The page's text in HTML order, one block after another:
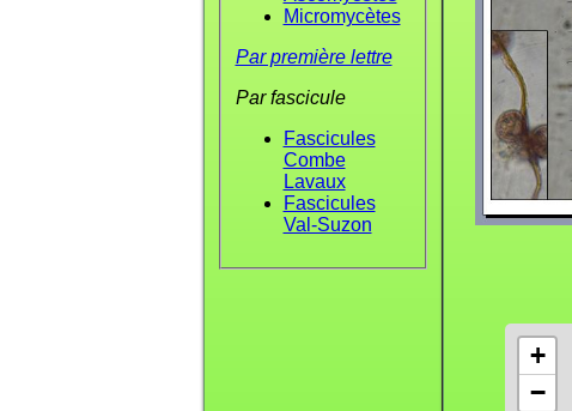
Micromycètes
Par première lettre
Par fascicule
Fascicules
Combe
Lavaux
Fascicules
Val-Suzon
+
−